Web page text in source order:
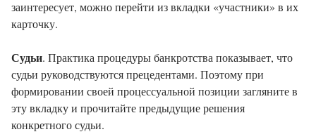
заинтересует, можно перейти из вкладки «участники» в их
карточку.
Судьи. Практика процедуры банкротства показывает, что
судьи руководствуются прецедентами. Поэтому при
формировании своей процессуальной позиции загляните в
эту вкладку и прочитайте предыдущие решения
конкретного судьи.